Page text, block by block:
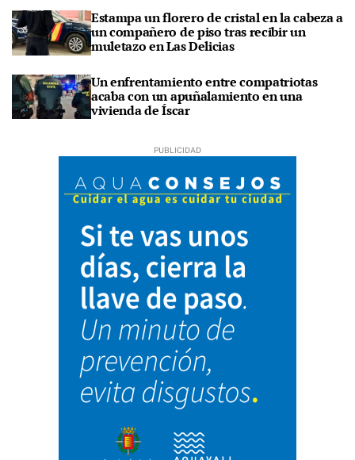
Estampa un florero de cristal en la cabeza a
un compañero de piso tras recibir un
muletazo en Las Delicias
Un enfrentamiento entre compatriotas
acaba con un apuñalamiento en una
vivienda de Íscar